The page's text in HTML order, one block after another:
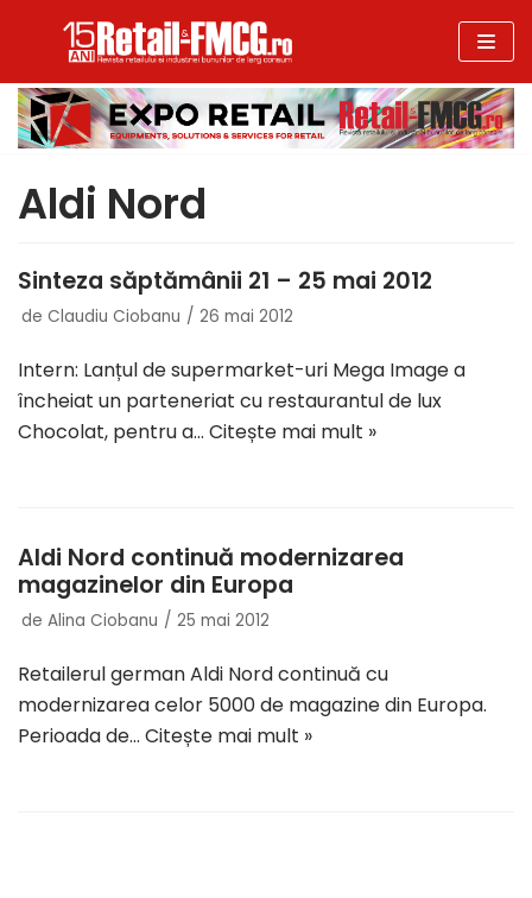
la
conținut
Aldi Nord
Sinteza săptămânii 21 – 25 mai 2012
de Claudiu Ciobanu 26 mai 2012
Intern: Lanțul de supermarket-uri Mega Image a
încheiat un parteneriat cu restaurantul de lux
Chocolat, pentru a… Citește mai mult »
Aldi Nord continuă modernizarea
magazinelor din Europa
de Alina Ciobanu 25 mai 2012
Retailerul german Aldi Nord continuă cu
modernizarea celor 5000 de magazine din Europa.
Perioada de… Citește mai mult »